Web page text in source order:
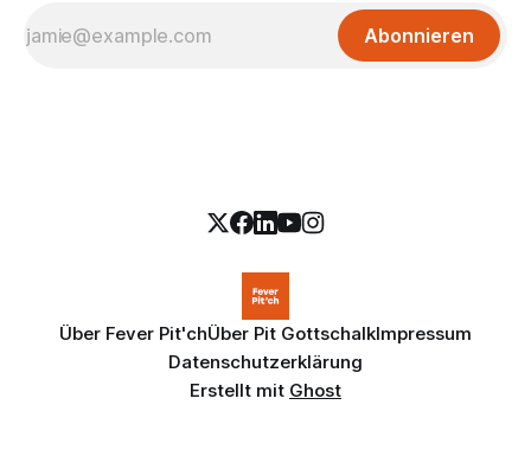
Abonnieren
Über Fever Pit'chÜber Pit GottschalkImpressum
Datenschutzerklärung
Erstellt mit Ghost